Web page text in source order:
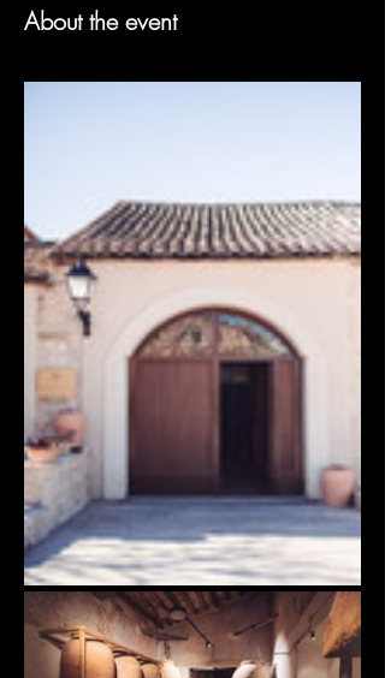
About the event